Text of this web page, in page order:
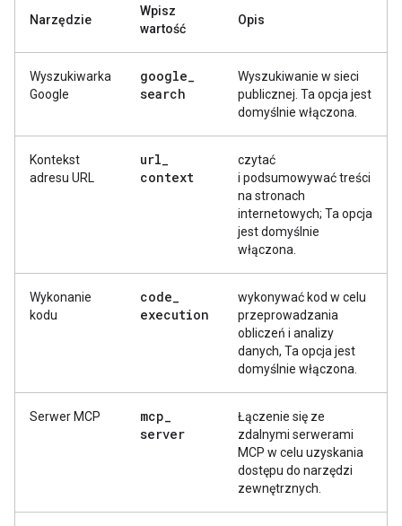
Narzędzie
Wpisz
wartość
Opis
Wyszukiwarka
Google
google_
search
Wyszukiwanie w sieci
publicznej. Ta opcja jest
domyślnie włączona.
Kontekst
adresu URL
url_
context
czytać
i podsumowywać treści
na stronach
internetowych; Ta opcja
jest domyślnie
włączona.
Wykonanie
kodu
code_
execution
wykonywać kod w celu
przeprowadzania
obliczeń i analizy
danych, Ta opcja jest
domyślnie włączona.
Serwer MCP mcp_
server
Łączenie się ze
zdalnymi serwerami
MCP w celu uzyskania
dostępu do narzędzi
zewnętrznych.